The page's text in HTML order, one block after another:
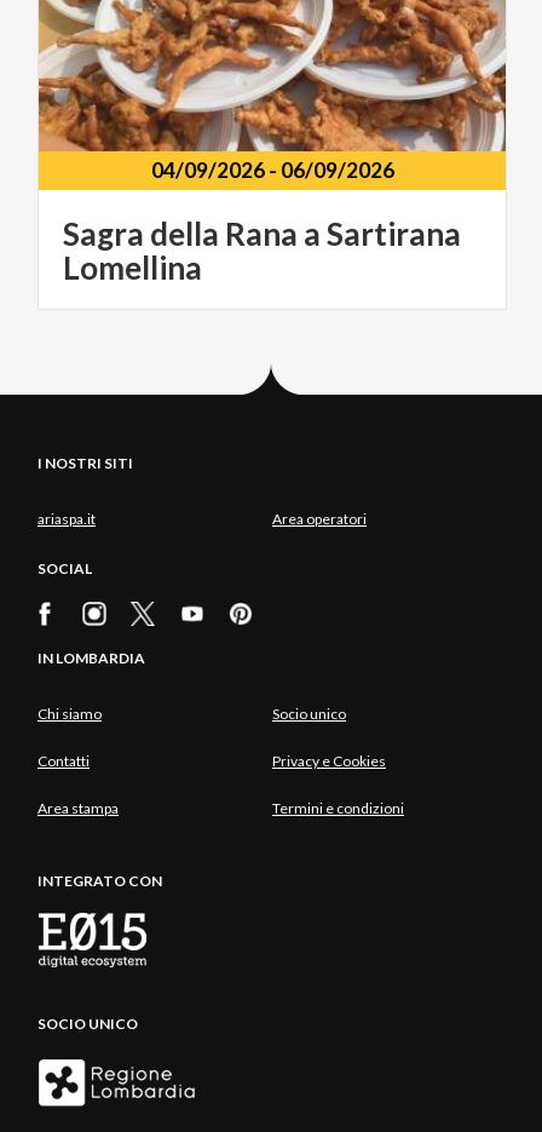
04/09/2026- 06/09/2026
Sagra della Rana aSartirana
Lomellina
I NOSTRI SITI
ariaspa.it Area operatori
SOCIAL
IN LOMBARDIA
Chi siamo Socio unico
Contatti Privacy e Cookies
Area stampa Termini e condizioni
INTEGRATO CON
SOCIO UNICO